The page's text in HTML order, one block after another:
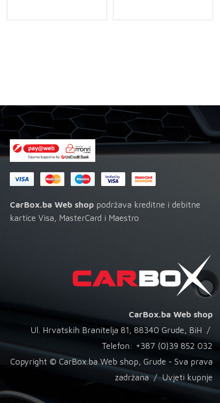
Filter
CarBox.ba Web shop podržava kreditne i debitne
kartice Visa, MasterCard i Maestro
CarBox.ba Web shop
Ul. Hrvatskih Branitelja 81, 88340 Grude, BiH /
Telefon: +387 (0)39 852 032
Copyright © CarBox.ba Web shop, Grude - Sva prava
zadržana /Uvjeti kupnje